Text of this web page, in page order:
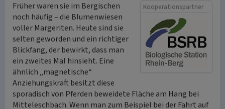
Kooperationspartner
Früher waren sie im Bergischen
noch häufig – die Blumenwiesen
voller Margeriten. Heute sind sie
selten geworden und ein richtiger
Blickfang, der bewirkt, dass man
ein zweites Mal hinsieht. Eine
ähnlich „magnetische“
Anziehungskraft besitzt diese
sporadisch von Pferden beweidete Fläche am Hang bei
Mitteleschbach. Wenn man zum Beispiel bei der Fahrt auf